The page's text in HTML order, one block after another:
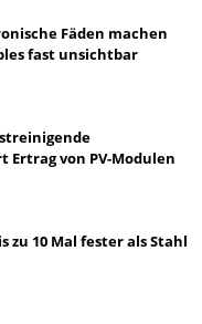
Fäden machen
fast unsichtbar
Ertrag von PV-Modulen
zu 10 Mal fester als Stahl